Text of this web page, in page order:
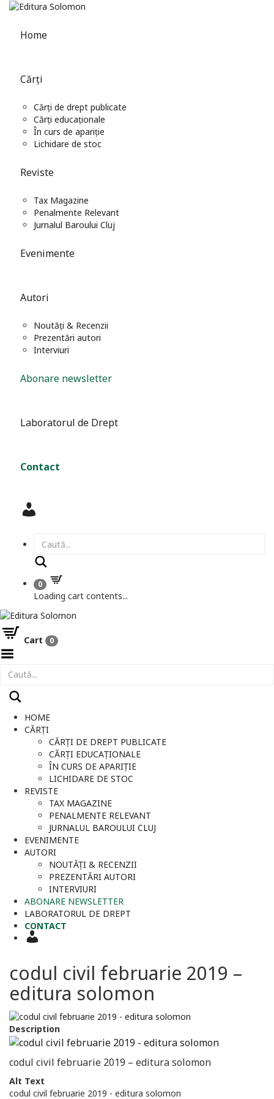
Home
Cărți
Cărți de drept publicate
Cărți educaționale
În curs de apariție
Lichidare de stoc
Reviste
Tax Magazine
Penalmente Relevant
Jurnalul Baroului Cluj
Evenimente
Autori
Noutăți & Recenzii
Prezentări autori
Interviuri
Abonare newsletter
Laboratorul de Drept
Contact
Contul
0
Loading cart contents...
Cart 0
HOME
CĂRȚI
CĂRȚI DE DREPT PUBLICATE
CĂRȚI EDUCAȚIONALE
ÎN CURS DE APARIȚIE
LICHIDARE DE STOC
REVISTE
TAX MAGAZINE
PENALMENTE RELEVANT
JURNALUL BAROULUI CLUJ
EVENIMENTE
AUTORI
NOUTĂȚI & RECENZII
PREZENTĂRI AUTORI
INTERVIURI
ABONARE NEWSLETTER
LABORATORUL DE DREPT
CONTACT
CONTUL
codul civil februarie 2019 –
editura solomon
Description
codul civil februarie 2019 – editura solomon
Alt Text
codul civil februarie 2019 - editura solomon